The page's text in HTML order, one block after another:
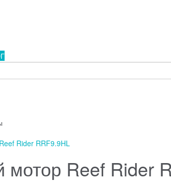
Rider RRF9.9HL
мотор Reef Rider